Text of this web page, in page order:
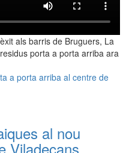
als barris de Bruguers, La
porta a porta arriba ara
a porta arriba al centre de
al nou
Viladecans